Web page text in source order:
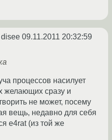
disee 09.11.2011 20:32:59
процессов насилует
желающих сразу и
не может, посему
вещь, недавно для себя
e4rat (из той же